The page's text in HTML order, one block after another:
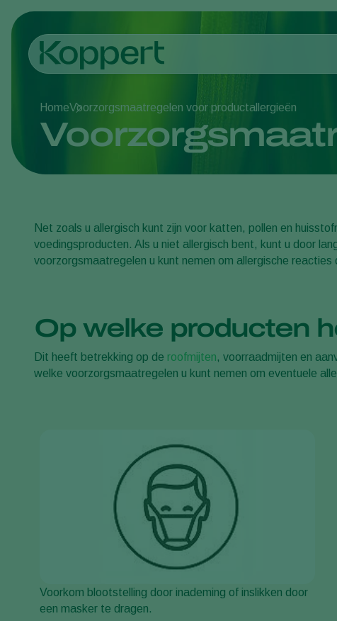
HomeVoorzorgsmaatregelen voor productallergieën
Net zoals u allergisch kunt zijn voor katten, pollen en
voedingsproducten. Als u niet allergisch bent, kunt u door
voorzorgsmaatregelen u kunt nemen om allergische
Op welke producten
Dit heeft betrekking op de roofmijten, voorraadmijten en
welke voorzorgsmaatregelen u kunt nemen om eventuele
Voorkom blootstelling door inademing of inslikken door
een masker te dragen.